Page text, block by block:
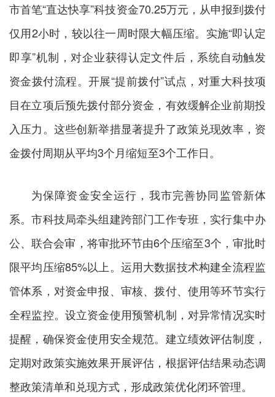
市首笔“直达快享”科技资金70.25万元，从申报到拨付
仅用2小时，较以往一周时限大幅压缩。实施“即认定
即享”机制，对企业获得认定文件后，系统自动触发
资金拨付流程。开展“提前拨付”试点，对重大科技项
目在立项后预先拨付部分资金，有效缓解企业前期投
入压力。这些创新举措显著提升了政策兑现效率，资
金拨付周期从平均3个月缩短至3个工作日。
为保障资金安全运行，我市完善协同监管新体
系。市科技局牵头组建跨部门工作专班，实行集中办
公、联合会审，将审批环节由6个压缩至3个，审批时
限平均压缩85%以上。运用大数据技术构建全流程监
管体系，对资金申报、审核、拨付、使用等环节实行
全程监控。设立资金使用预警机制，对异常情况实时
提醒，确保资金使用安全规范。建立绩效评估制度，
定期对政策实施效果开展评估，根据评估结果动态调
整政策清单和兑现方式，形成政策优化闭环管理。